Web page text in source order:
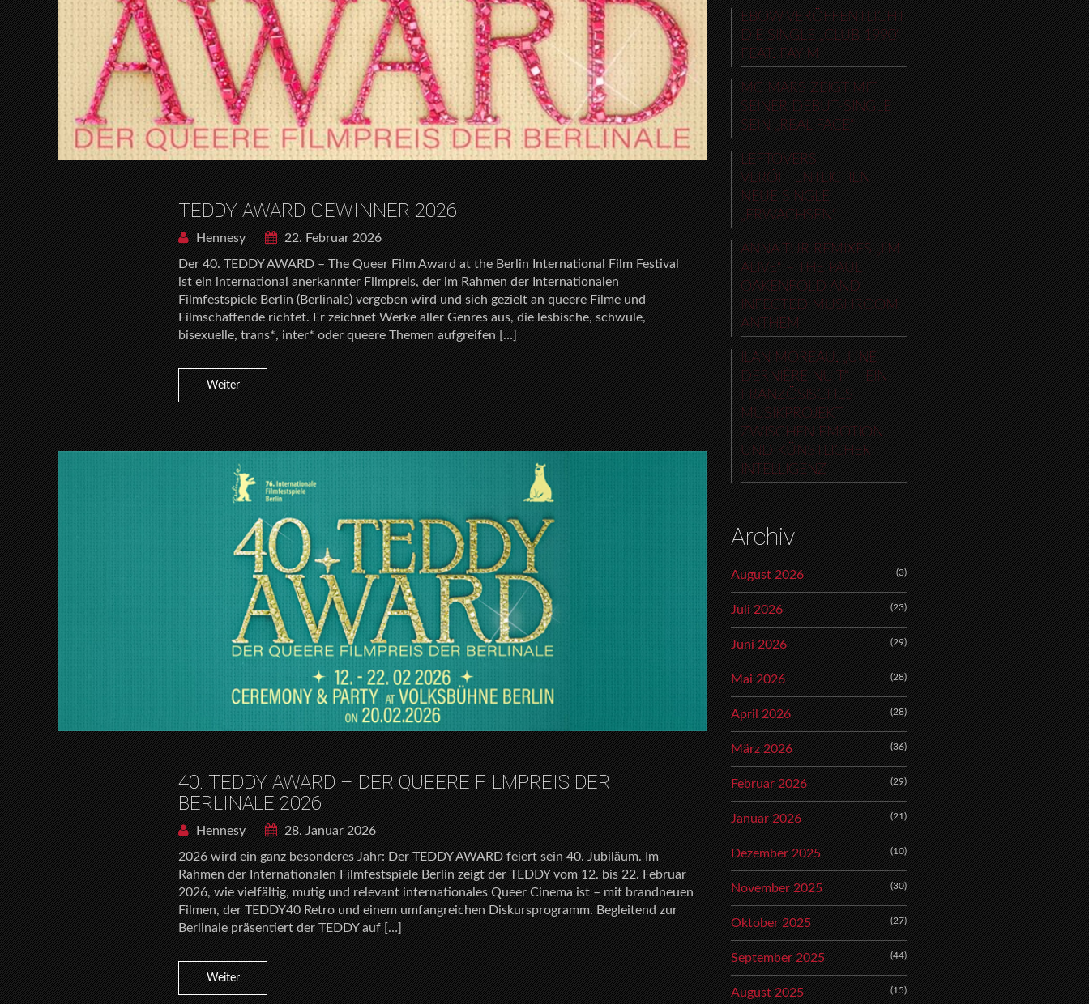
TEDDY AWARD GEWINNER 2026
Hennesy
22. Februar 2026
Der 40. TEDDY AWARD – The Queer Film Award at the Berlin International Film Festival
ist ein international anerkannter Filmpreis, der im Rahmen der Internationalen
Filmfestspiele Berlin (Berlinale) vergeben wird und sich gezielt an queere Filme und
Filmschaffende richtet. Er zeichnet Werke aller Genres aus, die lesbische, schwule,
bisexuelle, trans*, inter* oder queere Themen aufgreifen […]
Weiter
40. TEDDY AWARD – DER QUEERE FILMPREIS DER
BERLINALE 2026
Hennesy
28. Januar 2026
2026 wird ein ganz besonderes Jahr: Der TEDDY AWARD feiert sein 40. Jubiläum. Im
Rahmen der Internationalen Filmfestspiele Berlin zeigt der TEDDY vom 12. bis 22. Februar
2026, wie vielfältig, mutig und relevant internationales Queer Cinema ist – mit brandneuen
Filmen, der TEDDY40 Retro und einem umfangreichen Diskursprogramm. Begleitend zur
Berlinale präsentiert der TEDDY auf […]
Weiter
EBOW VERÖFFENTLICHT
DIE SINGLE „CLUB 1990“
FEAT. FAYIM
MC MARS ZEIGT MIT
SEINER DEBUT-SINGLE
SEIN „REAL FACE“
LEFTOVERS
VERÖFFENTLICHEN
NEUE SINGLE
„ERWACHSEN“
ANNA TUR REMIXES „I’M
ALIVE“ – THE PAUL
OAKENFOLD AND
INFECTED MUSHROOM
ANTHEM
ILAN MOREAU: „UNE
DERNIÈRE NUIT“ – EIN
FRANZÖSISCHES
MUSIKPROJEKT
ZWISCHEN EMOTION
UND KÜNSTLICHER
INTELLIGENZ
Archiv
August 2026 (3)
Juli 2026 (23)
Juni 2026 (29)
Mai 2026 (28)
April 2026 (28)
März 2026 (36)
Februar 2026 (29)
Januar 2026 (21)
Dezember 2025 (10)
November 2025 (30)
Oktober 2025 (27)
September 2025 (44)
August 2025 (15)